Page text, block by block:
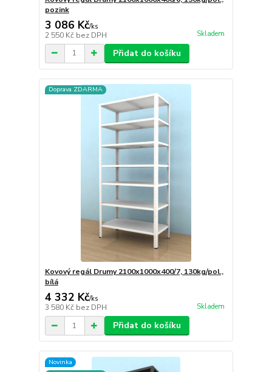
pozink
3 086 Kč/ks
2 550 Kč bez DPH Skladem
Přidat do košíku
Doprava ZDARMA
Kovový regál Drumy 2100x1000x400/7, 130kg/pol.,
bílá
4 332 Kč/ks
3 580 Kč bez DPH Skladem
Přidat do košíku
Novinka